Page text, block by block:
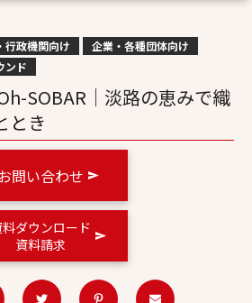
行政機関向け
企業・各種団体向け
ンド
SOBAR｜淡路の恵みで織
とき
問い合わせ
料ダウンロード
資料請求